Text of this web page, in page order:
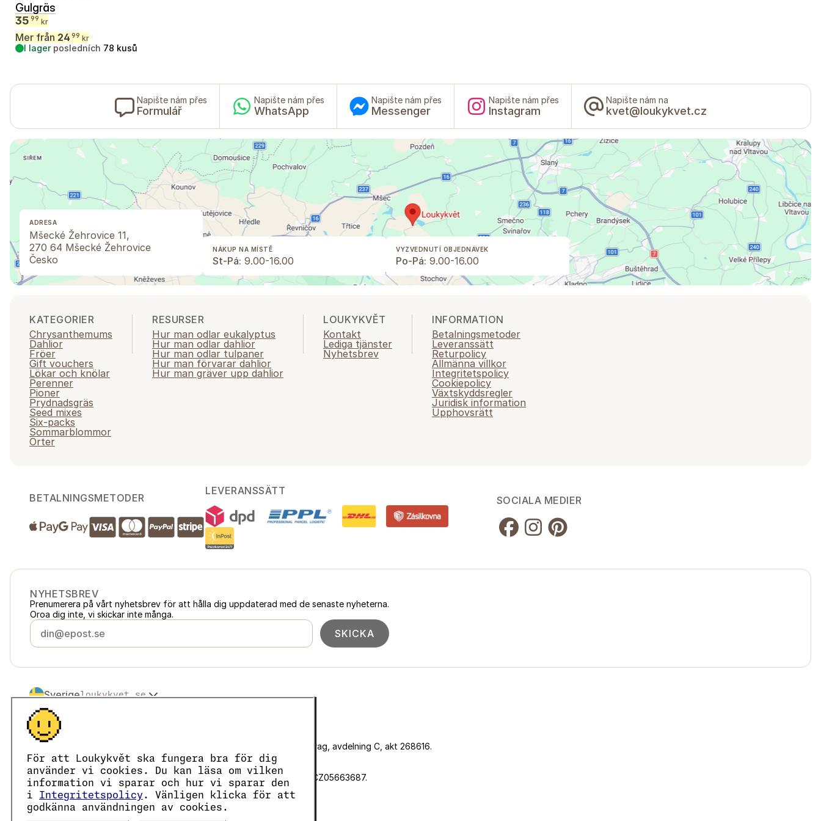
För att Loukykvět ska fungera bra för dig
använder vi cookies. Du kan läsa om vilken
information vi sparar och hur vi sparar den
i
Integritetspolicy . Vänligen klicka för att
godkänna användningen av cookies.
Gulgräs
35 99 kr
Mer från 24 99 kr
I lager posledních 78 kusů
Napište nám přes
Formulář
Napište nám přes
WhatsApp
Napište nám přes
Messenger
Napište nám přes
Instagram
Napište nám na
kvet@loukykvet.cz
ADRESA
Mšecké Žehrovice 11,
270 64 Mšecké Žehrovice
Česko
NÁKUP NA MÍSTĚ
St-Pá: 9.00-16.00
VYZVEDNUTÍ OBJEDNÁVEK
Po-Pá: 9.00-16.00
KATEGORIER
Chrysanthemums
Dahlior
Fröer
Gift vouchers
Lökar och knölar
Perenner
Pioner
Prydnadsgräs
Seed mixes
Six-packs
Sommarblommor
Örter
RESURSER
Hur man odlar eukalyptus
Hur man odlar dahlior
Hur man odlar tulpaner
Hur man förvarar dahlior
Hur man gräver upp dahlior
LOUKYKVĚT
Kontakt
Lediga tjänster
Nyhetsbrev
INFORMATION
Betalningsmetoder
Leveranssätt
Returpolicy
Allmänna villkor
Integritetspolicy
Cookiepolicy
Växtskyddsregler
Juridisk information
Upphovsrätt
BETALNINGSMETODER
LEVERANSSÄTT
SOCIALA MEDIER
NYHETSBREV
Prenumerera på vårt nyhetsbrev för att hålla dig uppdaterad med de senaste nyheterna.
Oroa dig inte, vi skickar inte många.
SKICKA
Sverigeloukykvet.se
Česko
Slovensko
Polskaloukykvet.pl
Österreich loukykvet.at
Deutschland loukykvet.de
Franceloukykvet.fr
Belgiëloukykvet.be
Danmarkloukykvet.dk
© 2016 →
Loukykvět s.r.o. är registrerat i handelsregistret vid stadsdomstolen i Prag, avdelning C, akt 268616.
Vi är anslutna till EKO-KOM under nummer EKF00180493.
Vi använder registreringsnummer 0636 för att utfärda växtpass.
Vårt organisationsnummer är 05663687, momsregistreringsnummer är CZ05663687.
Databoxens ID är eng827q.
EORI-numret är CZ05663687.
Vi är momsregistrerade.